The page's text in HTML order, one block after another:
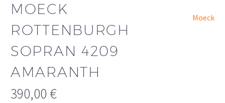
MOECK
ROTTENBURGH
SOPRAN 4209
AMARANTH
Moeck
390,00 €